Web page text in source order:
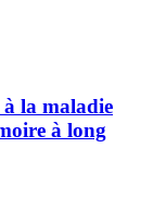
à la maladie
à long